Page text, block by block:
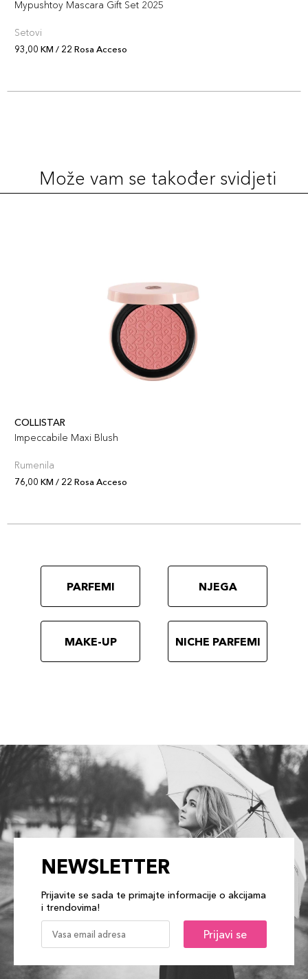
Mypushtoy Mascara Gift Set 2025
Setovi
93,00 KM / 22 Rosa Acceso
Može vam se također svidjeti
COLLISTAR
Impeccabile Maxi Blush
Rumenila
76,00 KM / 22 Rosa Acceso
PARFEMI NJEGA
MAKE-UP NICHE PARFEMI
NEWSLETTER
Prijavite se sada te primajte informacije o akcijama
i trendovima!
Prijavi se